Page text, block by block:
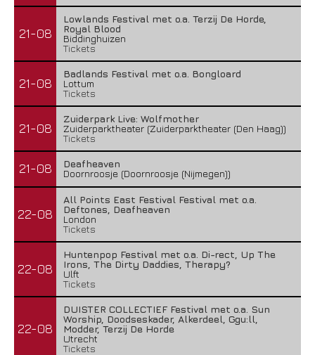
21-08
Lowlands Festival met o.a. Terzij De Horde,
Royal Blood
Biddinghuizen
Tickets
21-08
Badlands Festival met o.a. Bongloard
Lottum
Tickets
21-08
Zuiderpark Live: Wolfmother
Zuiderparktheater (Zuiderparktheater (Den Haag))
Tickets
21-08
Deafheaven
Doornroosje (Doornroosje (Nijmegen))
22-08
All Points East Festival Festival met o.a.
Deftones, Deafheaven
London
Tickets
22-08
Huntenpop Festival met o.a. Di-rect, Up The
Irons, The Dirty Daddies, Therapy?
Ulft
Tickets
22-08
DUISTER COLLECTIEF Festival met o.a. Sun
Worship, Doodseskader, Alkerdeel, Ggu:ll,
Modder, Terzij De Horde
Utrecht
Tickets